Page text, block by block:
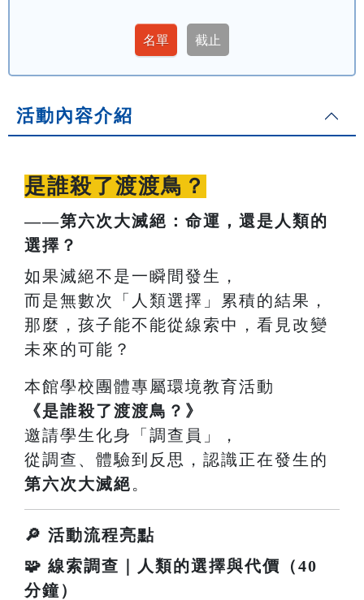
活動內容介紹
是誰殺了渡渡鳥？
——第六次大滅絕：命運，還是人類的
選擇？
如果滅絕不是一瞬間發生，
而是無數次「人類選擇」累積的結果，
那麼，孩子能不能從線索中，看見改變
未來的可能？
本館學校團體專屬環境教育活動
《是誰殺了渡渡鳥？》
邀請學生化身「調查員」，
從調查、體驗到反思，認識正在發生的
第六次大滅絕。
🔎 活動流程亮點
🧩 線索調查｜人類的選擇與代價（40
分鐘）